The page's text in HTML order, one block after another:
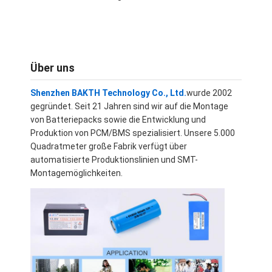
Qualitätskontrolle
Kontaktiere uns
Nachricht
Fälle
Plaudern Sie Jetzt
Lithium-Ionen-Batterie-Satz
Li-Polymer-Akkupack
Über uns
Shenzhen BAKTH Technology Co., Ltd.wurde 2002
gegründet. Seit 21 Jahren sind wir auf die Montage
von Batteriepacks sowie die Entwicklung und
Produktion von PCM/BMS spezialisiert. Unsere 5.000
Quadratmeter große Fabrik verfügt über
automatisierte Produktionslinien und SMT-
Montagemöglichkeiten.